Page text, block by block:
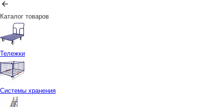
Каталог товаров
Тележки
Системы хранения